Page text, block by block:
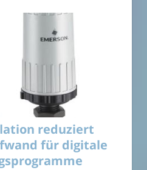
reduziert
für digitale